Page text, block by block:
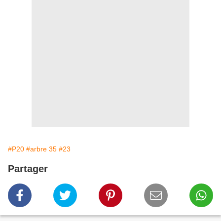
#P20 #arbre 35 #23
Partager